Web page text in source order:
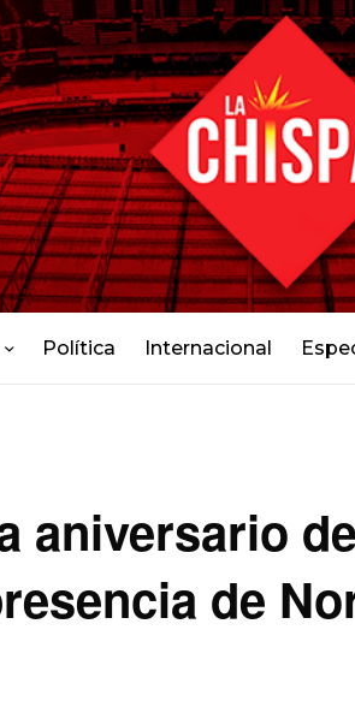
Política Internacional
aniversario
de